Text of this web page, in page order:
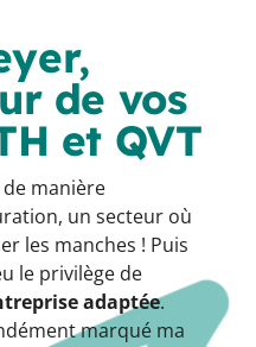
de vos
et QVT
manière
un secteur où
les manches ! Puis
le privilège de
adaptée.
marqué ma